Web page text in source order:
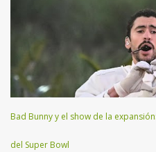
características más atractivas para
humano ”, como el que practicaban
reales en un campo abierto. En lugar
jugadores que se disputan el terreno,
yardas para anotar puntos,
Super Bowl (o Super Tazón) es la final
Bad Bunny y el show de la
del Super Bowl